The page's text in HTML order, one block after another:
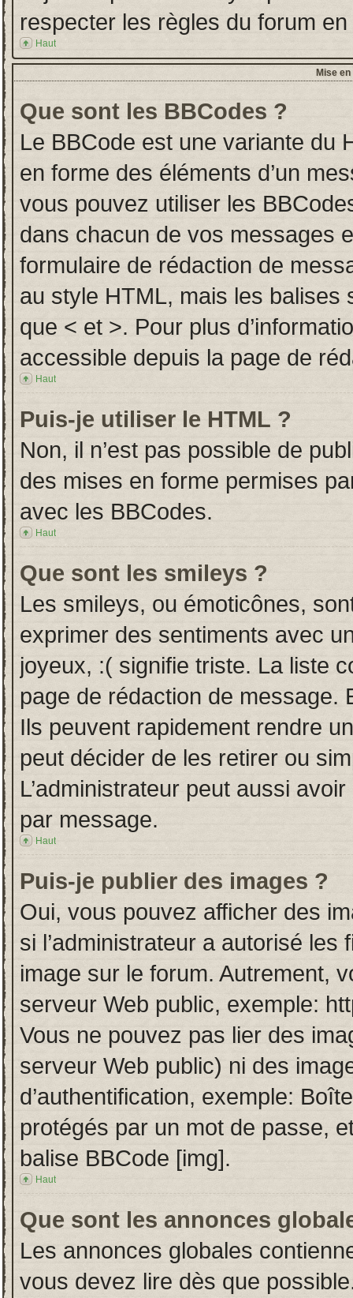
respecter les règles du forum
Haut
Mise
Que sont les BBCodes ?
Le BBCode est une variante du
en forme des éléments d’un
vous pouvez utiliser les
dans chacun de vos messages
formulaire de rédaction de
au style HTML, mais les
que < et >. Pour plus
accessible depuis la page de
Haut
Puis-je utiliser le HTML ?
Non, il n’est pas possible de
des mises en forme permises
avec les BBCodes.
Haut
Que sont les smileys ?
Les smileys, ou émoticônes,
exprimer des sentiments avec
joyeux, :( signifie triste. La liste
page de rédaction de message.
Ils peuvent rapidement rendre
peut décider de les retirer ou
L’administrateur peut aussi
par message.
Haut
Puis-je publier des images ?
Oui, vous pouvez afficher des
si l’administrateur a autorisé
image sur le forum. Autrement,
serveur Web public, exemple:
Vous ne pouvez pas lier des
serveur Web public) ni des
d’authentification, exemple:
protégés par un mot de passe,
balise BBCode [img].
Haut
Que sont les annonces
Les annonces globales
vous devez lire dès que